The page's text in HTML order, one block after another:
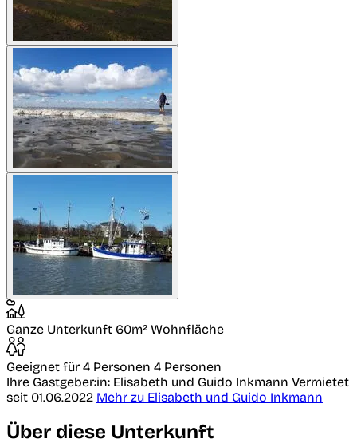
Ganze Unterkunft 60m² Wohnfläche
Geeignet für 4 Personen 4 Personen
Ihre Gastgeber:in: Elisabeth und Guido Inkmann Vermietet
seit 01.06.2022 Mehr zu Elisabeth und Guido Inkmann
Über diese Unterkunft